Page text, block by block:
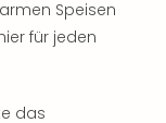
Speisen
für jeden
das